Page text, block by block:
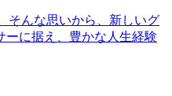
そんな思いから、新しいグ
ーに据え、豊かな人生経験